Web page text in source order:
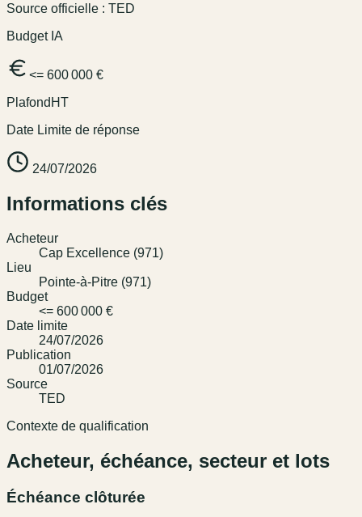
Source officielle : TED
Budget IA
<= 600 000 €
Plafond HT
Date Limite de réponse
24/07/2026
Informations clés
Acheteur
Cap Excellence (971)
Lieu
Pointe-à-Pitre (971)
Budget
<= 600 000 €
Date limite
24/07/2026
Publication
01/07/2026
Source
TED
Contexte de qualification
Acheteur, échéance, secteur et lots
Échéance clôturée